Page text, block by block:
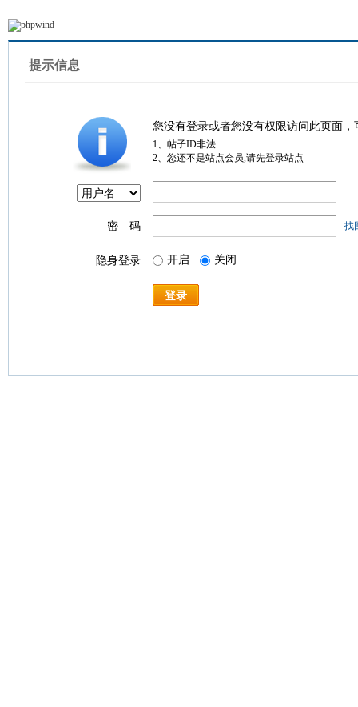
提示信息
您没有登录或者您没有权限访问此页面
1、帖子ID非法
2、您还不是站点会员,请先登录站点
密 码 找
隐身登录 开启 关闭
登录